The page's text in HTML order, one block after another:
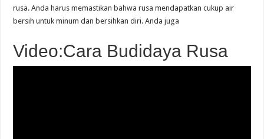
rusa. Anda harus memastikan bahwa rusa mendapatkan cukup air
bersih untuk minum dan bersihkan diri. Anda juga
Video:Cara Budidaya Rusa